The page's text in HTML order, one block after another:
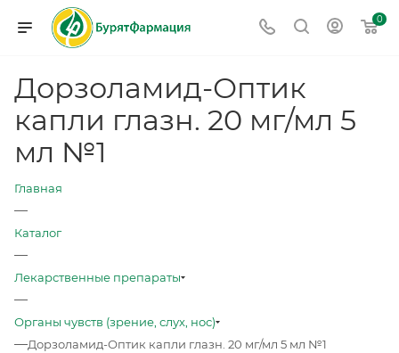
0
Дорзоламид-Оптик
капли глазн. 20 мг/мл 5
мл №1
Главная
—
Каталог
—
Лекарственные препараты
—
Органы чувств (зрение, слух, нос)
—Дорзоламид-Оптик капли глазн. 20 мг/мл 5 мл №1